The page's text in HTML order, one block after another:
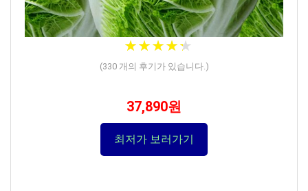
★★★★★
★★★★★
(330개의 후기가 있습니다.)
37,890원
최저가 보러가기